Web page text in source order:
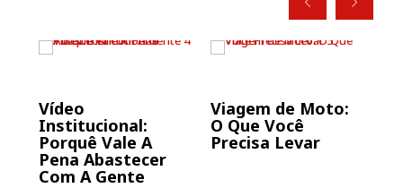
Vídeo
Institucional:
Porquê Vale A
Pena Abastecer
Com A Gente
Viagem de Moto:
O Que Você
Precisa Levar